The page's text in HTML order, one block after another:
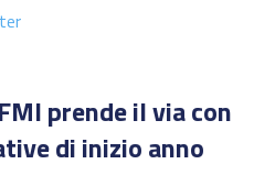
prende il via con
di inizio anno